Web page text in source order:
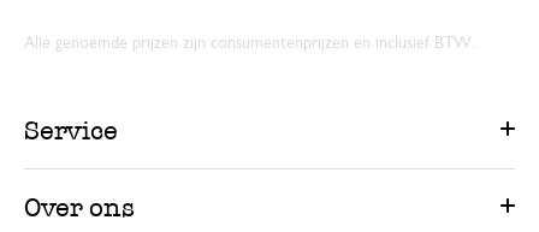
Alle genoemde prijzen zijn consumentenprijzen en inclusief BTW.
Service
Over ons